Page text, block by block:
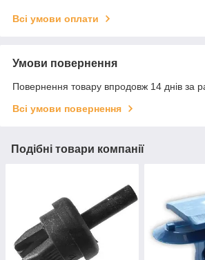
Всі умови оплати
Умови повернення
Повернення товару впродовж 14 днів за
Всі умови повернення
Подібні товари компанії